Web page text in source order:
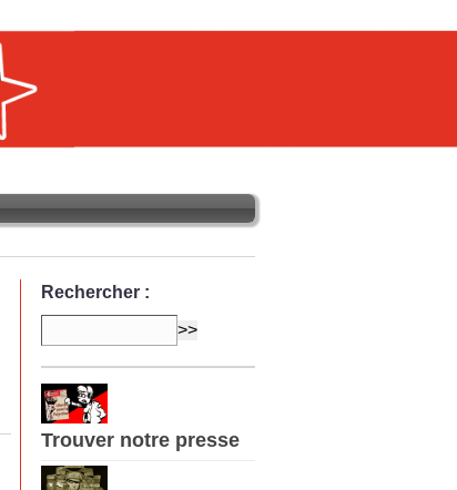
Rechercher :
Trouver notre presse